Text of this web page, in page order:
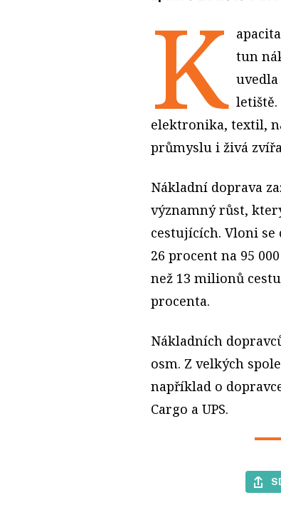
K tun
letiště.
elektronika, textil,
průmyslu i živá
Nákladní doprava
významný růst,
cestujících. Vloni
26 procent na 95
než 13 milionů
procenta.
Nákladních
osm. Z velkých
například o
Cargo a UPS.